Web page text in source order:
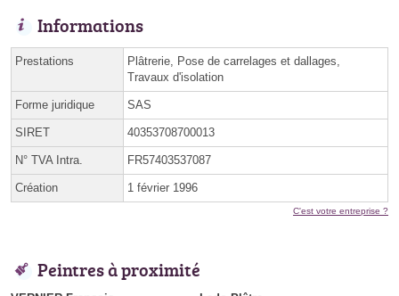
Informations
Prestations
Plâtrerie, Pose de carrelages et dallages,
Travaux d'isolation
Forme juridique SAS
SIRET 40353708700013
N° TVA Intra. FR57403537087
Création 1 février 1996
C'est votre entreprise ?
Peintres à proximité